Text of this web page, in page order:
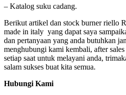
– Katalog suku cadang.
Berikut artikel dan stock burner riello
made in italy yang dapat saya
dan pertanyaan yang anda butuhkan
menghubungi kami kembali, after
setiap saat untuk melayani anda,
salam sukses buat kita semua.
Hubungi Kami